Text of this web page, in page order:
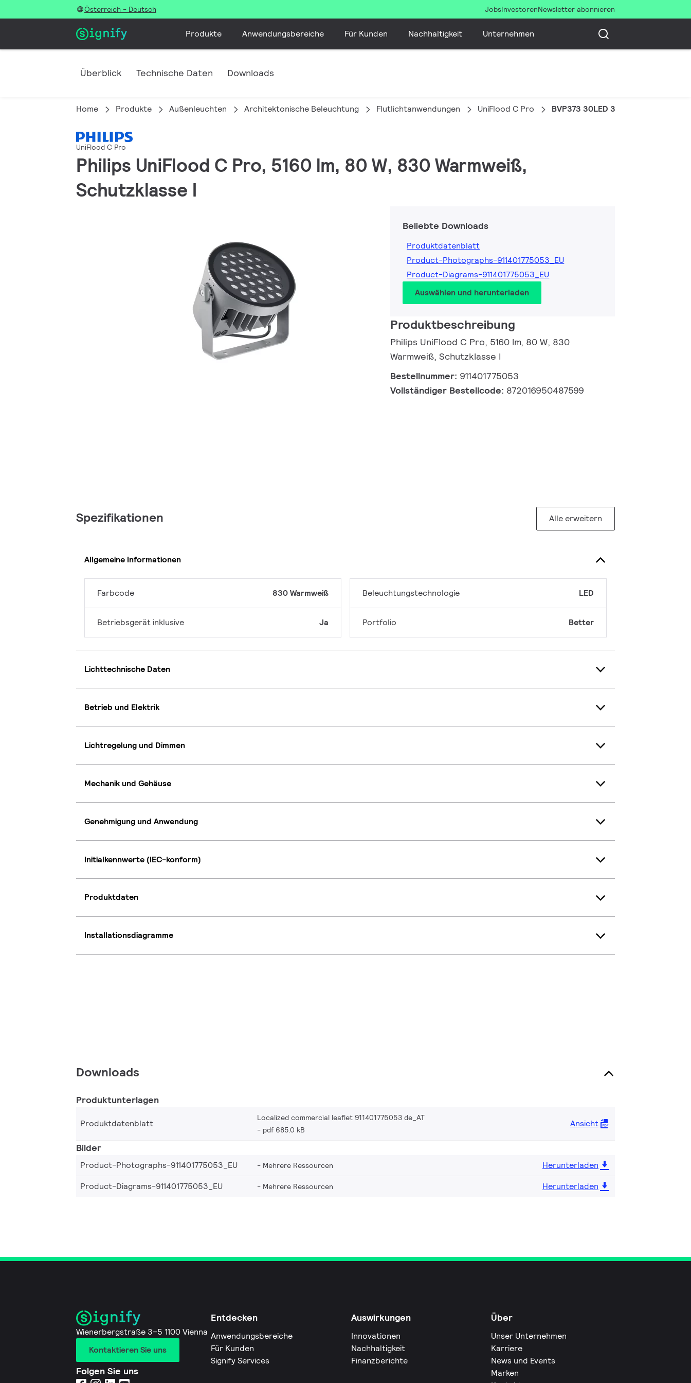
Österreich - Deutsch JobsInvestorenNewsletter abonnieren
Produkte Anwendungsbereiche Für Kunden Nachhaltigkeit Unternehmen
Überblick Technische Daten Downloads
Home Produkte Außenleuchten Architektonische Beleuchtung Flutlichtanwendungen UniFlood C Pro BVP373 30LED 30K 220V 10 80W HP
UniFlood C Pro
Philips UniFlood C Pro, 5160 lm, 80 W, 830 Warmweiß,
Schutzklasse I
Beliebte Downloads
Produktdatenblatt
Product-Photographs-911401775053_EU
Product-Diagrams-911401775053_EU
Auswählen und herunterladen
Produktbeschreibung
Philips UniFlood C Pro, 5160 lm, 80 W, 830
Warmweiß, Schutzklasse I
Bestellnummer: 911401775053
Vollständiger Bestellcode: 872016950487599
Spezifikationen Alle erweitern
Allgemeine Informationen
Farbcode 830 Warmweiß
Betriebsgerät inklusive Ja
Beleuchtungstechnologie LED
Portfolio Better
Lichttechnische Daten
Betrieb und Elektrik
Lichtregelung und Dimmen
Mechanik und Gehäuse
Genehmigung und Anwendung
Initialkennwerte (IEC-konform)
Produktdaten
Installationsdiagramme
Downloads
Produktunterlagen
Produktdatenblatt
Localized commercial leaflet 911401775053 de_AT
pdf 685.0 kB
Ansicht
Bilder
Product-Photographs-911401775053_EU Mehrere Ressourcen
Herunterladen
Product-Diagrams-911401775053_EU
Mehrere Ressourcen Herunterladen
Wienerbergstraße 3–5 1100 Vienna
Kontaktieren Sie uns
Folgen Sie uns
Entdecken
Anwendungsbereiche
Für Kunden
Signify Services
Auswirkungen
Innovationen
Nachhaltigkeit
Finanzberichte
Über
Unser Unternehmen
Karriere
News und Events
Marken